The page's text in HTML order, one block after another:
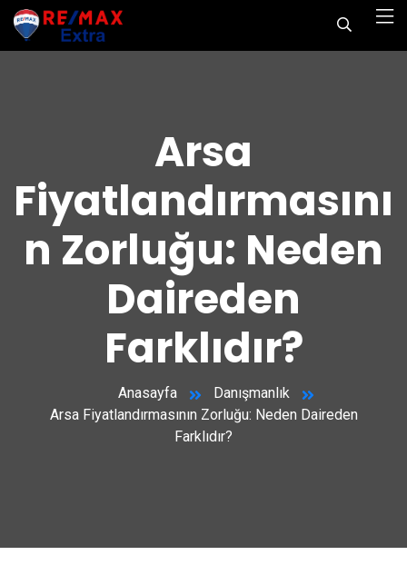
Arsa
Fiyatlandırmasını
n Zorluğu: Neden
Daireden
Farklıdır?
Anasayfa
Danışmanlık
Arsa Fiyatlandırmasının Zorluğu: Neden Daireden
Farklıdır?